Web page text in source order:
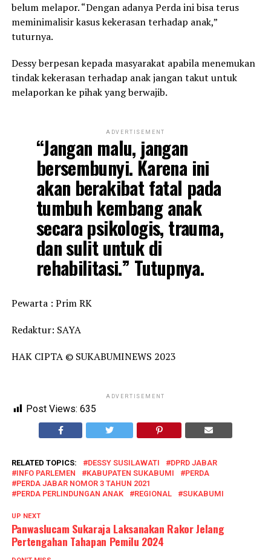
belum melapor.“Dengan adanya Perda ini bisa terus
meminimalisir kasus kekerasan terhadap anak,”
tuturnya.
Dessy berpesan kepada masyarakat apabila menemukan
tindak kekerasan terhadap anak jangan takut untuk
melaporkan ke pihak yang berwajib.
ADVERTISEMENT
“Jangan malu, jangan
bersembunyi.Karena ini
akan berakibat fatal pada
tumbuh kembang anak
secara psikologis, trauma,
dan sulit untuk di
rehabilitasi.” Tutupnya.
Pewarta : Prim RK
Redaktur: SAYA
HAK CIPTA © SUKABUMINEWS 2023
ADVERTISEMENT
Post Views: 635
RELATED TOPICS: DESSY SUSILAWATI
DPRD JABAR
INFO PARLEMEN
KABUPATEN SUKABUMI
PERDA
PERDA JABAR NOMOR 3 TAHUN 2021
PERDA PERLINDUNGAN ANAK
REGIONAL SUKABUMI
UP NEXT
Panwaslucam Sukaraja Laksanakan Rakor Jelang
Pertengahan Tahapan Pemilu 2024